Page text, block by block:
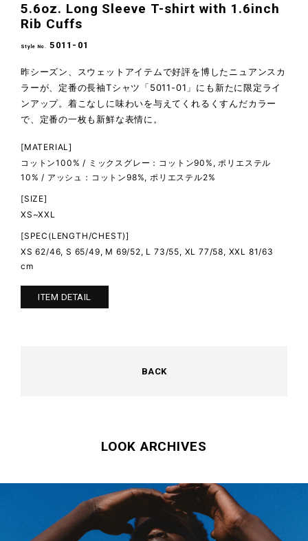
5.6oz. Long Sleeve T-shirt with 1.6inch
Rib Cuffs
Style No. 5011-01
昨シーズン、スウェットアイテムで好評を博したニュアンスカ
ラーが、定番の長袖Tシャツ「5011-01」にも新たに限定ライ
ンアップ。着こなしに味わいを与えてくれるくすんだカラー
で、定番の一枚も新鮮な表情に。
[MATERIAL]
コットン100% / ミックスグレー：コットン90%, ポリエステル
10% / アッシュ：コットン98%, ポリエステル2%
[SIZE]
XS~XXL
[SPEC(LENGTH/CHEST)]
XS 62/46, S 65/49, M 69/52, L 73/55, XL 77/58, XXL 81/63
cm
ITEM DETAIL
BACK
LOOK ARCHIVES